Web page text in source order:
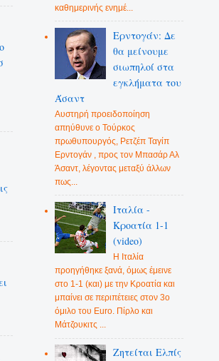
καθημερινής ενημέ...
Ερντογάν: Δε
θα μείνουμε
σιωπηλοί στα
εγκλήματα του
Άσαντ
Αυστηρή προειδοποίηση
απηύθυνε ο Τούρκος
πρωθυπουργός, Ρετζέπ Ταγίπ
Ερντογάν , προς τον Μπασάρ Αλ
Άσαντ, λέγοντας μεταξύ άλλων
πως...
Ιταλία -
Κροατία 1-1
(video)
Η Ιταλία
προηγήθηκε ξανά, όμως έμεινε
στο 1-1 (και) με την Κροατία και
μπαίνει σε περιπέτειες στον 3ο
όμιλο του Euro. Πίρλο και
Μάτζουκιτς ...
Ζητείται Ελπίς